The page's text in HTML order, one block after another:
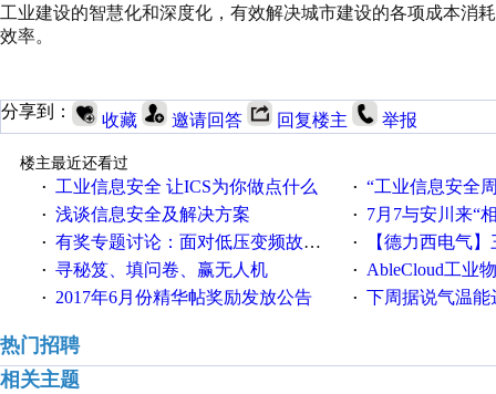
工业建设的智慧化和深度化，有效解决城市建设的各项成本消
效率。
分享到： 收藏 邀请回答 回复楼主 举报
楼主最近还看过
· 工业信息安全 让ICS为你做点什么 · “工业信息安全周之我见”
· 浅谈信息安全及解决方案 · 7月7与安川来“
· 有奖专题讨论：面对低压变频故障，老手是这样解决的！ · 【德力西电气】三
· 寻秘笈、填问卷、赢无人机 · AbleCloud工业物联
· 2017年6月份精华帖奖励发放公告 · 下周据说气温能
热门招聘
相关主题